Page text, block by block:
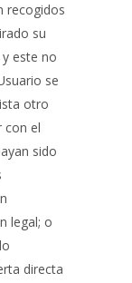
recogidos
su
este no
se
otro
con el
sido
legal; o
directa